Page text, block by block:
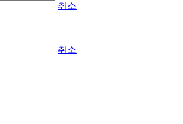
취소
취소